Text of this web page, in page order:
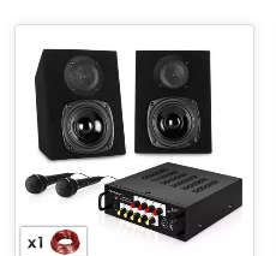
Hangfalak 8